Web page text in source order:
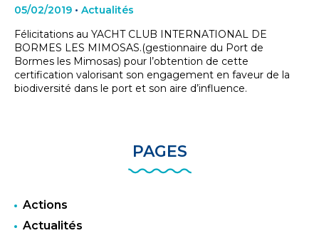
05/02/2019 • Actualités
Félicitations au YACHT CLUB INTERNATIONAL DE
BORMES LES MIMOSAS.(gestionnaire du Port de
Bormes les Mimosas) pour l’obtention de cette
certification valorisant son engagement en faveur de la
biodiversité dans le port et son aire d’influence.
PAGES
Actions
Actualités